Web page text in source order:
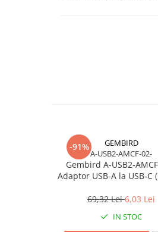
Suporturi TV Birou
Suporturi TV Perete
Boxe PC & Soundbar
Boxe Wireless & Portabile
Camere Foto & Sisteme Optice
-91%
GEMBIRD
A-USB2-AMCF-02-
Gembird
Adaptor USB‑A la USB‑C
69,32 Lei6,03 Lei
IN STOC